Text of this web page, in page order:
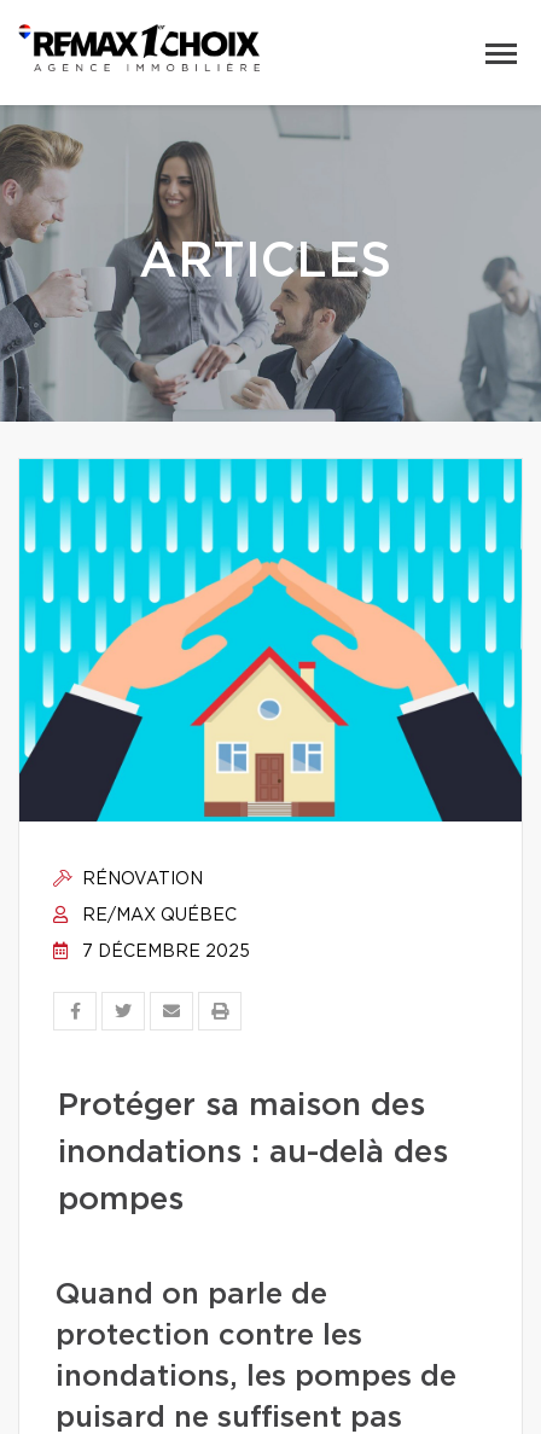
ARTICLES
RÉNOVATION
RE/MAX QUÉBEC
7 DÉCEMBRE 2025
Protéger sa maison des
inondations : au-delà des
pompes
Quand on parle de
protection contre les
inondations, les pompes de
puisard ne suffisent pas